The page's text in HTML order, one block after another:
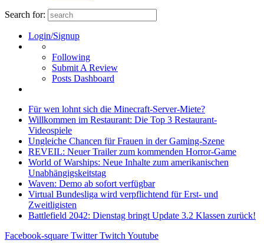
Search for:
Login/Signup
Following
Submit A Review
Posts Dashboard
Für wen lohnt sich die Minecraft-Server-Miete?
Willkommen im Restaurant: Die Top 3 Restaurant-
Videospiele
Ungleiche Chancen für Frauen in der Gaming-Szene
REVEIL: Neuer Trailer zum kommenden Horror-Game
World of Warships: Neue Inhalte zum amerikanischen
Unabhängigskeitstag
Waven: Demo ab sofort verfügbar
Virtual Bundesliga wird verpflichtend für Erst- und
Zweitligisten
Battlefield 2042: Dienstag bringt Update 3.2 Klassen zurück!
Facebook-square Twitter Twitch Youtube